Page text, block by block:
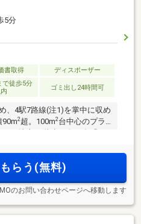
5分
書取得 ディスポーザー
で徒歩5分
ゴミ出し24時間可
、4駅7路線(注1)を掌中に収め
90m2超。100m2台中心のプラ
らう(無料)
のお問い合わせページへ移動します